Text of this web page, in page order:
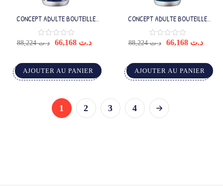
CONCEPT ADULTE BOUTEILLE
ISOTHERME 500ML
د.ت88,224 د.ت 66,168
AJOUTER AU PANIER
CONCEPT ADULTE BOUTEILLE
ISOTHERME 500ML
د.ت88,224 د.ت 66,168
AJOUTER AU PANIER
1 2 3 4